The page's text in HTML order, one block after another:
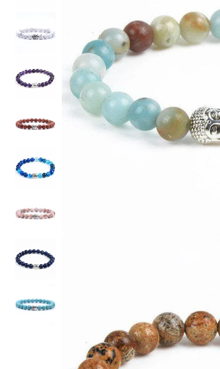
Ouvrir le média 1 en mode modal